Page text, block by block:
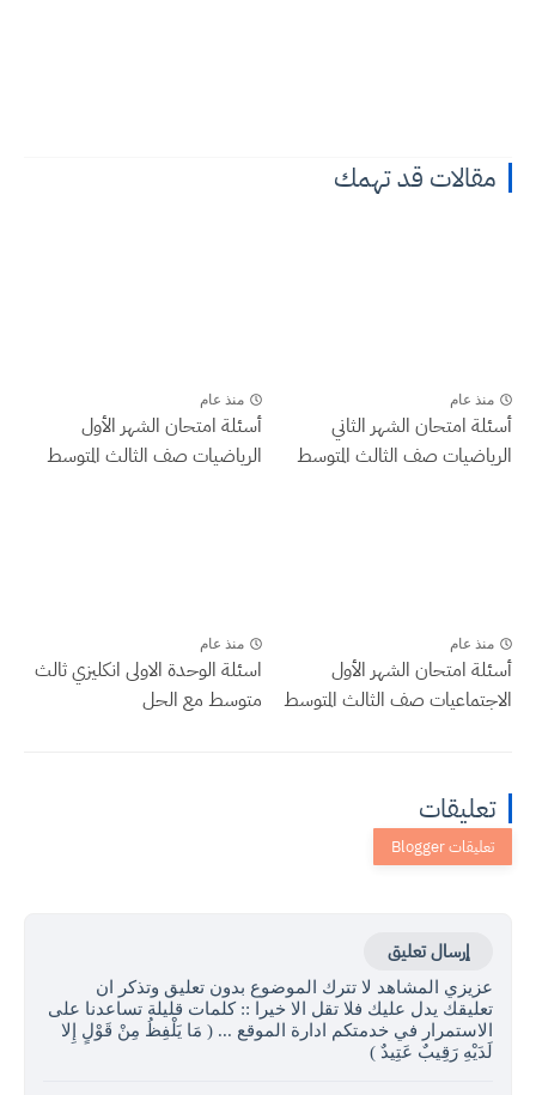
مقالات قد تهمك
منذ عام
أسئلة امتحان الشهر الثاني
الرياضيات صف الثالث المتوسط
منذ عام
أسئلة امتحان الشهر الأول
الرياضيات صف الثالث المتوسط
منذ عام
أسئلة امتحان الشهر الأول
الاجتماعيات صف الثالث المتوسط
منذ عام
اسئلة الوحدة الاولى انكليزي ثالث
متوسط مع الحل
تعليقات
إرسال تعليق
عزيزي المشاهد لا تترك الموضوع بدون تعليق وتذكر ان
تعليقك يدل عليك فلا تقل الا خيرا :: كلمات قليلة تساعدنا على
الاستمرار في خدمتكم ادارة الموقع ... ( مَا يَلْفِظُ مِنْ قَوْلٍ إِلا
لَدَيْهِ رَقِيبٌ عَتِيدٌ )